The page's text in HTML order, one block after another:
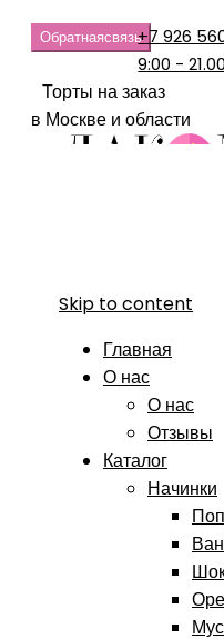
Обратнаясвязь+7 926
9:00 -
Торты на заказ
в Москве и области
Skip to content
Главная
О нас
О нас
Отзывы
Каталог
Начинки